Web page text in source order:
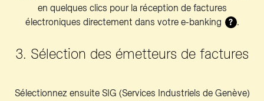
en quelques clics pour la réception de factures
électroniques directement dans votre e-banking
? .
3. Sélection des émetteurs de factures
Sélectionnez ensuite SIG (Services Industriels de Genève)